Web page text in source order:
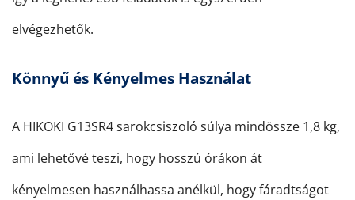
elvégezhetők.
Könnyű és Kényelmes Használat
A HIKOKI G13SR4 sarokcsiszoló súlya mindössze 1,8 kg,
ami lehetővé teszi, hogy hosszú órákon át
kényelmesen használhassa anélkül, hogy fáradtságot